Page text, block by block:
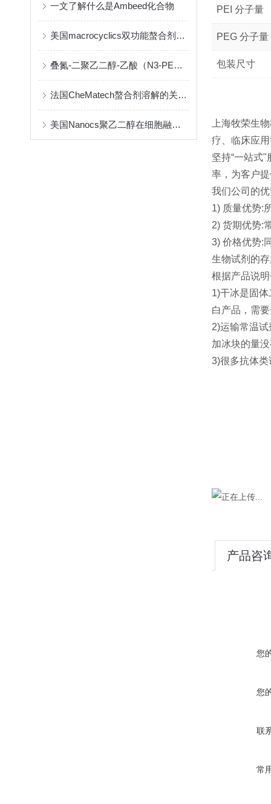
一文了解什么是Ambeed化合物
美国macrocyclics双功能螯合剂的包装、贮存和使用事项
叠氮-二聚乙二醇-乙酸（N3-PEG2-CH2COOH）介绍
法国CheMatech螯合剂溶解的关键注意事项
美国Nanocs聚乙二醇在细胞融合中的优点
PEI 分子量
PEG 分子量
包装尺寸
上海牧荣生
疗、临床应
坚持“一站式
率，为客户
我们公司的
1) 质量优势:
2) 货期优势:
3) 价格优势:
生物试剂的
根据产品说
1)干冰是固
白产品，需
2)运输常温
加冰块的量
3)很多抗体
产品咨
您
您
联
常